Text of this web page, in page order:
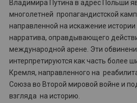
Владимира Путина в адрес Польши
многолетней пропагандистской
направленной на искажение
нарратива, оправдывающего
международной арене. Эти
интерпретируются как часть более
Кремля, направленного на
Союза во Второй мировой войне и
взгляда на историю.